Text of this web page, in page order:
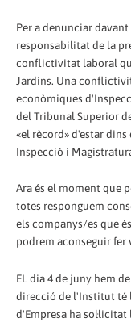
Per a denunciar
responsabilitat de la
conflictivitat laboral
Jardins. Una
econòmiques
del Tribunal Superior
«el rècord» d'estar dins
Inspecció i
Ara és el moment que
totes responguem
els companys/es que
podrem aconseguir fer
EL dia 4 de juny hem
direcció de l'Institut té
d'Empresa ha